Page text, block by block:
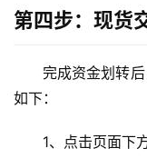
第四步：现货
完成资金划转
如下：
1、点击页面下